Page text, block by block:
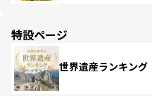
特設ページ
世界遺産ランキング